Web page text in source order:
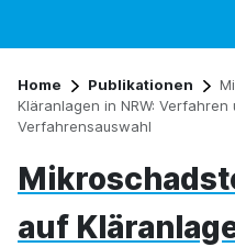
Home Publikationen
Kläranlagen in NRW:
Verfahrensauswahl
auf